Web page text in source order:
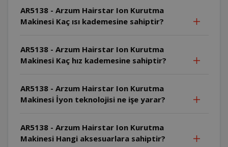
AR5138 - Arzum Hairstar Ion Kurutma
Makinesi Kaç ısı kademesine sahiptir?
AR5138 - Arzum Hairstar Ion Kurutma
Makinesi Kaç hız kademesine sahiptir?
AR5138 - Arzum Hairstar Ion Kurutma
Makinesi İyon teknolojisi ne işe yarar?
AR5138 - Arzum Hairstar Ion Kurutma
Makinesi Hangi aksesuarlara sahiptir?